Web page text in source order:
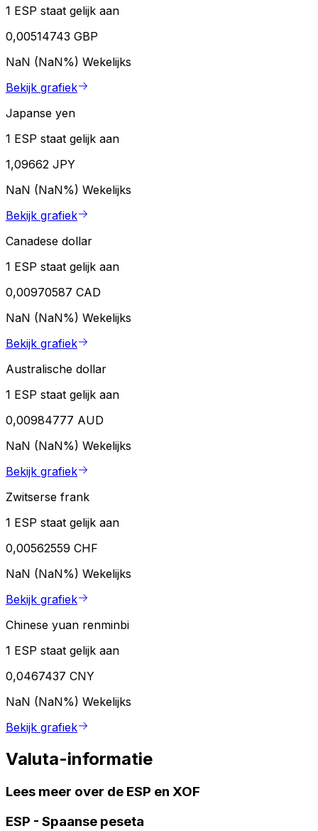
1 ESP staat gelijk aan
0,00514743 GBP
NaN (NaN%) Wekelijks
Bekijk grafiek
Japanse yen
1 ESP staat gelijk aan
1,09662 JPY
NaN (NaN%) Wekelijks
Bekijk grafiek
Canadese dollar
1 ESP staat gelijk aan
0,00970587 CAD
NaN (NaN%) Wekelijks
Bekijk grafiek
Australische dollar
1 ESP staat gelijk aan
0,00984777 AUD
NaN (NaN%) Wekelijks
Bekijk grafiek
Zwitserse frank
1 ESP staat gelijk aan
0,00562559 CHF
NaN (NaN%) Wekelijks
Bekijk grafiek
Chinese yuan renminbi
1 ESP staat gelijk aan
0,0467437 CNY
NaN (NaN%) Wekelijks
Bekijk grafiek
Valuta-informatie
Lees meer over de ESP en XOF
ESP - Spaanse peseta